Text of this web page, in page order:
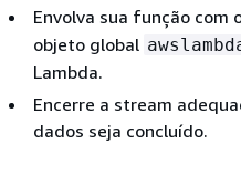
Envolva sua função com
objeto global
Lambda.
Encerre a stream
dados seja concluído.